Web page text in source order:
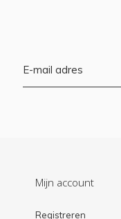
Mijn account
Registreren